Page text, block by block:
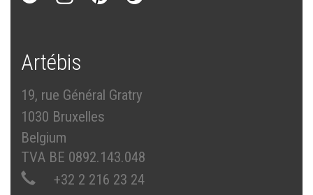
Artébis
19, rue Général Gratry
1030 Bruxelles
Belgium
TVA BE 0892.143.048
+32 2 216 23 24